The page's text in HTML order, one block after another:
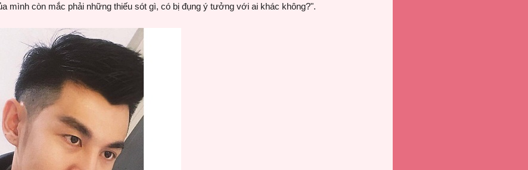
mình còn mắc phải những thiếu sót gì, có bị đụng ý tưởng với ai khác không?".